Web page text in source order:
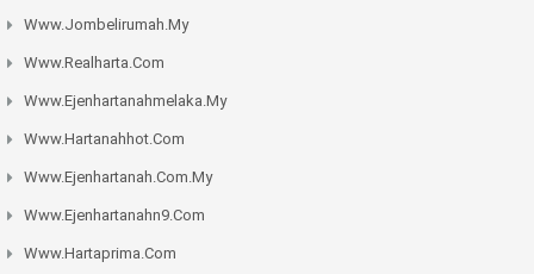
Www.jombelirumah.my
Www.realharta.com
Www.ejenhartanahmelaka.my
Www.hartanahhot.com
Www.ejenhartanah.com.my
Www.ejenhartanahn9.com
Www.hartaprima.com